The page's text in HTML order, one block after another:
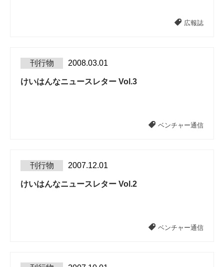
広報誌
刊行物 2008.03.01
けいはんなニュースレター Vol.3
ベンチャー通信
刊行物 2007.12.01
けいはんなニュースレター Vol.2
ベンチャー通信